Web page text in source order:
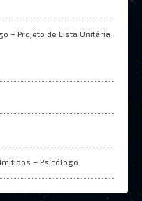
– Projeto de Lista Unitária
– Psicólogo